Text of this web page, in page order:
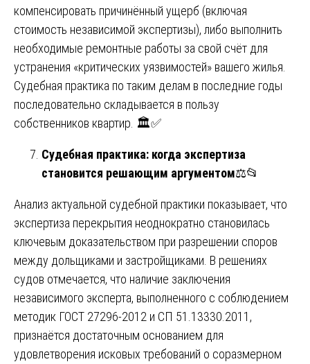
компенсировать причинённый ущерб (включая
стоимость независимой экспертизы), либо выполнить
необходимые ремонтные работы за свой счёт для
устранения «критических уязвимостей» вашего жилья.
Судебная практика по таким делам в последние годы
последовательно складывается в пользу
собственников квартир. 🏛️✅
Судебная практика: когда экспертиза
становится решающим аргументом⚖️📂
Анализ актуальной судебной практики показывает, что
экспертиза перекрытия неоднократно становилась
ключевым доказательством при разрешении споров
между дольщиками и застройщиками. В решениях
судов отмечается, что наличие заключения
независимого эксперта, выполненного с соблюдением
методик ГОСТ 27296-2012 и СП 51.13330.2011,
признаётся достаточным основанием для
удовлетворения исковых требований о соразмерном